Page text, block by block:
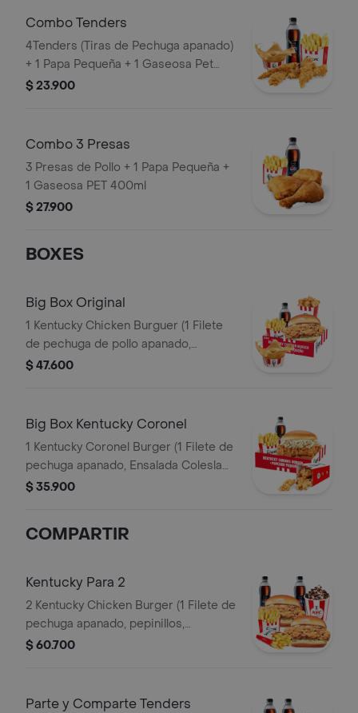
Combo Tenders
4Tenders (Tiras de Pechuga apanado)
+ 1 Papa Pequeña + 1 Gaseosa Pet
$ 23.900
Combo 3 Presas
3 Presas de Pollo + 1 Papa Pequeña +
1 Gaseosa PET 400ml
$ 27.900
BOXES
Big Box Original
1 Kentucky Chicken Burguer (1 Filete
de pechuga de pollo apanado,
pepinillos, mayonesa premium y
de Salsa 100g
$ 47.600
Big Box Kentucky Coronel
1 Kentucky Coronel Burger (1 Filete de
pechuga apanado, Ensalada Coleslaw,
BBQ y mantequilla) + 1 Pop Corn
$ 35.900
COMPARTIR
Kentucky Para 2
2 Kentucky Chicken Burger (1 Filete de
pechuga apanado, pepinillos,
mayonesa premium y mantequilla) + 2
$ 60.700
Parte y Comparte Tenders